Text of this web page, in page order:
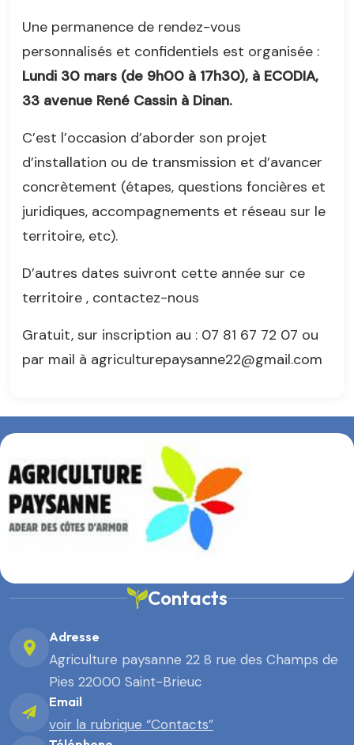
Une permanence de rendez-vous
personnalisés et confidentiels est organisée :
Lundi 30 mars (de 9h00 à 17h30), à ECODIA,
33 avenue René Cassin à Dinan.
C’est l’occasion d’aborder son projet
d’installation ou de transmission et d’avancer
concrètement (étapes, questions foncières et
juridiques, accompagnements et réseau sur le
territoire, etc).
D’autres dates suivront cette année sur ce
territoire , contactez-nous
Gratuit, sur inscription au : 07 81 67 72 07 ou
par mail à agriculturepaysanne22@gmail.com
Contacts
Adresse
Agriculture paysanne 22 8 rue des Champs de
Pies 22000 Saint-Brieuc
Email
voir la rubrique “Contacts”